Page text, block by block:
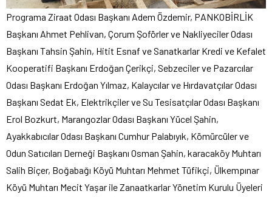
Programa Ziraat Odası Başkanı Adem Özdemir, PANKOBİRLİK
Başkanı Ahmet Pehlivan, Çorum Şoförler ve Nakliyeciler Odası
Başkanı Tahsin Şahin, Hitit Esnaf ve Sanatkarlar Kredi ve Kefalet
Kooperatifi Başkanı Erdoğan Çerikçi, Sebzeciler ve Pazarcılar
Odası Başkanı Erdoğan Yılmaz, Kalaycılar ve Hırdavatçılar Odası
Başkanı Sedat Ek, Elektrikçiler ve Su Tesisatçılar Odası Başkanı
Erol Bozkurt, Marangozlar Odası Başkanı Yücel Şahin,
Ayakkabıcılar Odası Başkanı Cumhur Palabıyık, Kömürcüler ve
Odun Satıcıları Derneği Başkanı Osman Şahin, karacaköy Muhtarı
Salih Biçer, Boğabağı Köyü Muhtarı Mehmet Tüfikçi, Ülkempınar
Köyü Muhtarı Mecit Yaşar ile Zanaatkarlar Yönetim Kurulu Üyeleri